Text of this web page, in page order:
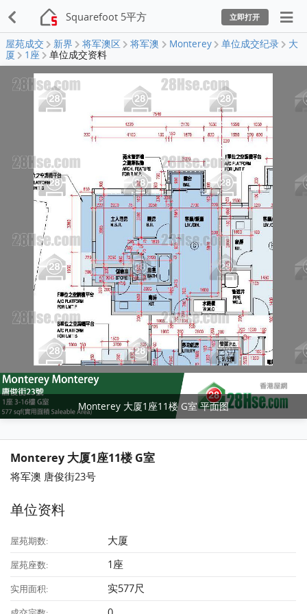
Squarefoot 5平方 立即打开
屋苑成交 新界 将军澳区 将军澳 Monterey 单位成交纪录
大
厦
1座 单位成交资料
Monterey 大厦1座11楼 G室 平面图
Monterey 大厦1座11楼 G室
将军澳 唐俊街23号
单位资料
屋苑期数: 大厦
屋苑座数: 1座
实用面积: 实577尺